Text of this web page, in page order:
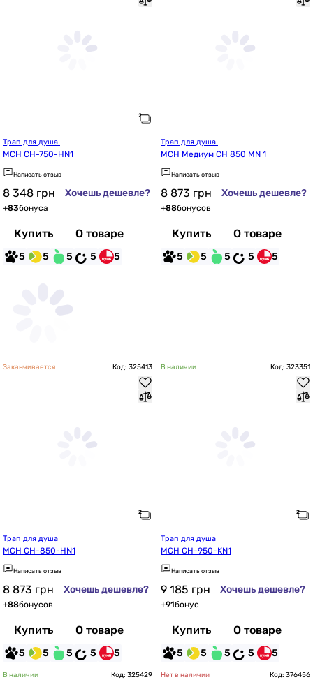
MCH CH-750-HN1
Написать отзыв
8 348 грн Хочешь дешевле?
+83бонуса
Купить О товаре
5 5 5 5 5
MCH Медиум CH 850 MN 1
Написать отзыв
8 873 грн Хочешь дешевле?
+88бонусов
Купить О товаре
5 5 5 5 5
Заканчивается Код: 325413
MCH CH-850-HN1
Написать отзыв
8 873 грн Хочешь дешевле?
+88бонусов
Купить О товаре
5 5 5 5 5
В наличии Код: 323351
MCH CH-950-KN1
Написать отзыв
9 185 грн Хочешь дешевле?
+91бонус
Купить О товаре
5 5 5 5 5
В наличии Код: 325429 Нет в наличии Код: 376456